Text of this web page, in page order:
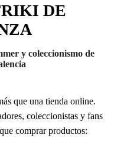
DE
y coleccionismo de
que una tienda online.
coleccionistas y fans
comprar productos: